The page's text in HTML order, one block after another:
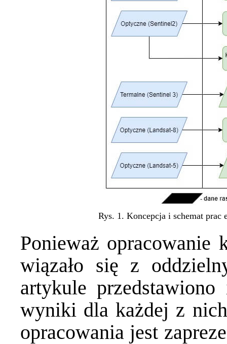
Rys. 1. Koncepcja i schemat prac
Ponieważ opracowanie
wiązało się z
artykule przedstawiono
wyniki dla każdej z
opracowania jest